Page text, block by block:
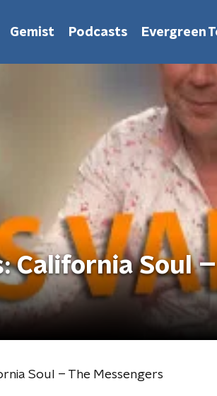
Gemist Podcasts Evergreen
California Soul
Soul – The Messengers